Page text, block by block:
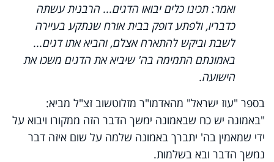
ואמר: תכינו כלים יבואו הדגים... הרבנית עשתה
כדבריו, ולפתע דופק בבית אורח שנתקע בעיירה
לשבת וביקש להתארח אצלם, והביא אתו דגים...
באמונתם התמימה בה' שיביא את הדגים משכו את
הישועה.
בספר "עוז ישראל" מהאדמו"ר מזלוטשוב זצ"ל מביא:
"באמונה יש כח שבאמונה ימשך הדבר הזה ממקורו ויבוא על
ידי שמאמין בה' יתברך באמונה שלמה על שום איזה דבר
נמשך הדבר ובא בשלמות.